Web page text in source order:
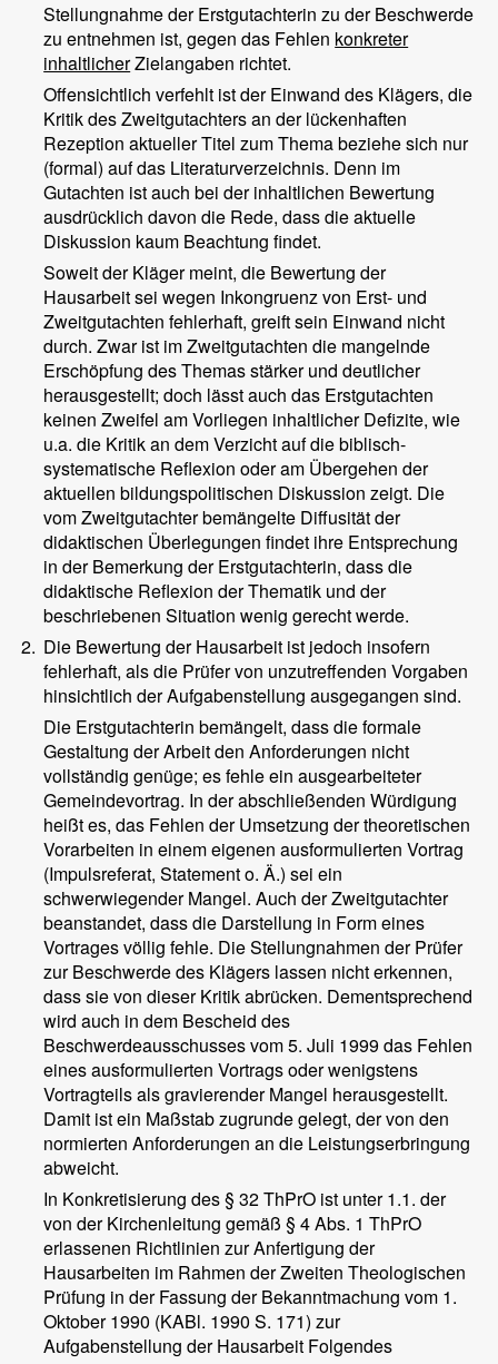
Stellungnahme der Erstgutachterin zu der Beschwerde
zu entnehmen ist, gegen das Fehlen konkreter
inhaltlicherZielangaben richtet.
Offensichtlich verfehlt ist der Einwand des Klägers, die
Kritik des Zweitgutachters an der lückenhaften
Rezeption aktueller Titel zum Thema beziehe sich nur
(formal) auf das Literaturverzeichnis. Denn im
Gutachten ist auch bei der inhaltlichen Bewertung
ausdrücklich davon die Rede, dass die aktuelle
Diskussion kaum Beachtung findet.
Soweit der Kläger meint, die Bewertung der
Hausarbeit sei wegen Inkongruenz von Erst- und
Zweitgutachten fehlerhaft, greift sein Einwand nicht
durch. Zwar ist im Zweitgutachten die mangelnde
Erschöpfung des Themas stärker und deutlicher
herausgestellt; doch lässt auch das Erstgutachten
keinen Zweifel am Vorliegen inhaltlicher Defizite, wie
u.a. die Kritik an dem Verzicht auf die biblisch-
systematische Reflexion oder am Übergehen der
aktuellen bildungspolitischen Diskussion zeigt. Die
vom Zweitgutachter bemängelte Diffusität der
didaktischen Überlegungen findet ihre Entsprechung
in der Bemerkung der Erstgutachterin, dass die
didaktische Reflexion der Thematik und der
beschriebenen Situation wenig gerecht werde.
2. Die Bewertung der Hausarbeit ist jedoch insofern
fehlerhaft, als die Prüfer von unzutreffenden Vorgaben
hinsichtlich der Aufgabenstellung ausgegangen sind.
Die Erstgutachterin bemängelt, dass die formale
Gestaltung der Arbeit den Anforderungen nicht
vollständig genüge; es fehle ein ausgearbeiteter
Gemeindevortrag. In der abschließenden Würdigung
heißt es, das Fehlen der Umsetzung der theoretischen
Vorarbeiten in einem eigenen ausformulierten Vortrag
(Impulsreferat, Statement o. Ä.) sei ein
schwerwiegender Mangel. Auch der Zweitgutachter
beanstandet, dass die Darstellung in Form eines
Vortrages völlig fehle. Die Stellungnahmen der Prüfer
zur Beschwerde des Klägers lassen nicht erkennen,
dass sie von dieser Kritik abrücken. Dementsprechend
wird auch in dem Bescheid des
Beschwerdeausschusses vom 5. Juli 1999 das Fehlen
eines ausformulierten Vortrags oder wenigstens
Vortragteils als gravierender Mangel herausgestellt.
Damit ist ein Maßstab zugrunde gelegt, der von den
normierten Anforderungen an die Leistungserbringung
abweicht.
In Konkretisierung des § 32 ThPrO ist unter 1.1. der
von der Kirchenleitung gemäß § 4 Abs. 1 ThPrO
erlassenen Richtlinien zur Anfertigung der
Hausarbeiten im Rahmen der Zweiten Theologischen
Prüfung in der Fassung der Bekanntmachung vom 1.
Oktober 1990 (KABl. 1990 S. 171) zur
Aufgabenstellung der Hausarbeit Folgendes